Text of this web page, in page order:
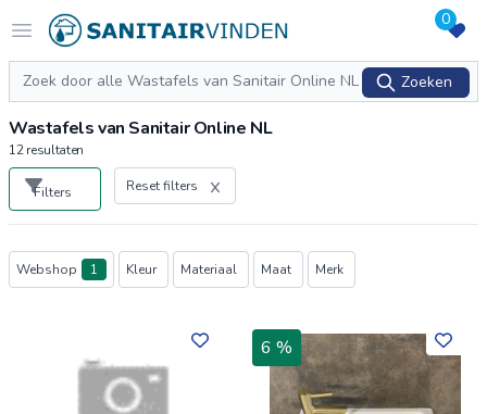
Open menu
Logo sanitairvinden.nl 0
Zoeken
Zoeken
Wastafels van Sanitair Online NL
12resultaten
Filters Reset filters
Producten
Webshop 1 Kleur Materiaal Maat Merk
6 %